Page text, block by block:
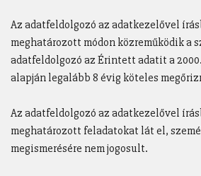
Az adatfeldolgozó az adatkezelővel
meghatározott módon közreműködik a
adatfeldolgozó az Érintett adatit a
alapján legalább 8 évig köteles
Az adatfeldolgozó az adatkezelővel
meghatározott feladatokat lát el,
megismerésére nem jogosult.